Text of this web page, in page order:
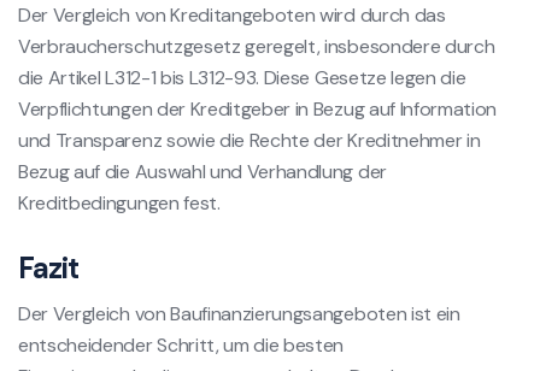
Der Vergleich von Kreditangeboten wird durch das
Verbraucherschutzgesetz geregelt, insbesondere durch
die Artikel L312-1 bis L312-93. Diese Gesetze legen die
Verpflichtungen der Kreditgeber in Bezug auf Information
und Transparenz sowie die Rechte der Kreditnehmer in
Bezug auf die Auswahl und Verhandlung der
Kreditbedingungen fest.
Fazit
Der Vergleich von Baufinanzierungsangeboten ist ein
entscheidender Schritt, um die besten